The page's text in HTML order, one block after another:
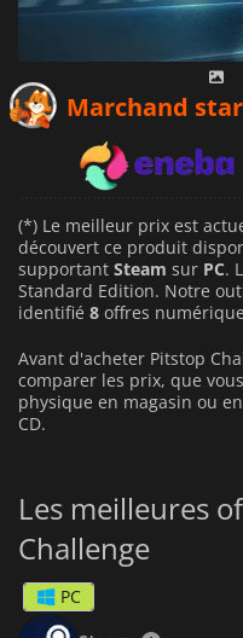
Marchand star
(*) Le meilleur prix est
découvert ce produit
supportant Steam sur PC.
Standard Edition. Notre
identifié 8 offres
Avant d'acheter Pitstop
comparer les prix, que
physique en magasin ou
CD.
Les meilleures
Challenge
PC